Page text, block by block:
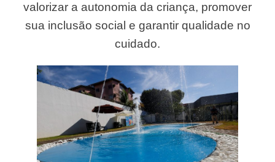
valorizar a autonomia da criança, promover
sua inclusão social e garantir qualidade no
cuidado.